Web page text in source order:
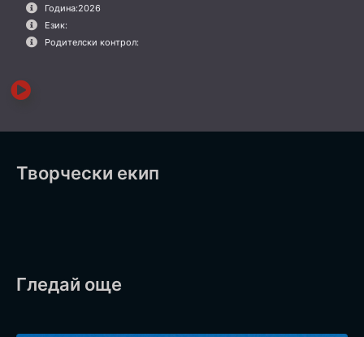
Година:2026
Език:
Родителски контрол:
Творчески екип
Гледай още